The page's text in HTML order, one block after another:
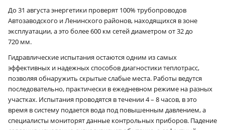
До 31 августа энергетики проверят 100% трубопроводов
Автозаводского и Ленинского районов, находящихся в зоне
эксплуатации, а это более 600 км сетей диаметром от 32 до
720 мм.
Гидравлические испытания остаются одним из самых
эффективных и надежных способов диагностики теплотрасс,
позволяя обнаружить скрытые слабые места. Работы ведутся
последовательно, практически в ежедневном режиме на разных
участках. Испытания проводятся в течении 4 – 8 часов, в это
время в систему подается вода под повышенным давлением, а
специалисты мониторят данные контрольных приборов. Падение